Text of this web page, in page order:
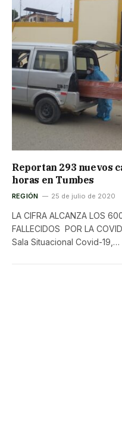
Reportan 293 nuevos
horas en Tumbes
REGIÓN 25 de julio de 2020
LA CIFRA ALCANZA LOS
FALLECIDOS POR LA
Sala Situacional Covid-19,…